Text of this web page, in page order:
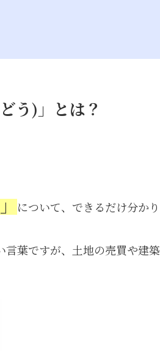
う)」とは？
について、できるだけ分か
葉ですが、土地の売買や建